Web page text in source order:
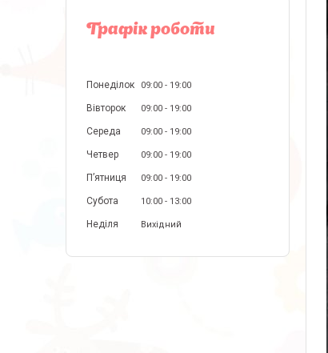
Графік роботи
Понеділок 09:00 19:00
Вівторок 09:00 19:00
Середа 09:00 19:00
Четвер 09:00 19:00
Пʼятниця 09:00 19:00
Субота 10:00 13:00
Неділя Вихідний